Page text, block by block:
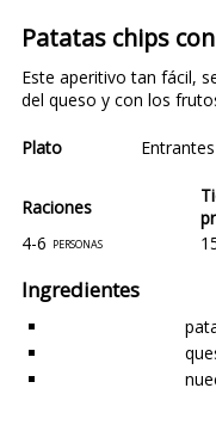
Patatas chips
Este aperitivo tan fácil,
del queso y con los
Plato Entrantes
Raciones
4-6 personas
Ingredientes